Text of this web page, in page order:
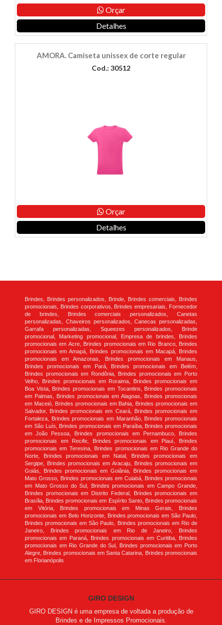
Orçar
Detalhes
AMORA. Camiseta unissex de corte regular
Cod.: 30512
Orçar
Detalhes
Brindes, Brindes personalizados, Brinde, Brindes comerciais, Brindes
promocionais, Brindes corporativos, Brindes empresariais, Fornecedor
de brindes, Brindes comerciais personalizados, Canetas
personalizadas, Chaveiros personalizados, Canecas personalizadas,
Garrafa personalizadas, Squeezes personalizados, Brinde
promocional, Marketing promocional, Empresa de brindes, Brindes
promocionais em Acre, Brindes promocionais em Rio Branco, Brindes
promocionais em Amapá, Brindes promocionais em Macapá, Brindes
promocionais em Amazonas, Brindes promocionais em Manaus,
Brindes promocionais em Pará, Brindes promocionais em Belém,
Brindes promocionais em Rondônia, Brindes promocionais em Porto
Velho, Brindes promocionais em Roraima, Brindes promocionais em
Boa Vista, Brindes promocionais em Tocantins, Brindes promocionais
em Palmas, Brindes promocionais em Alagoas, Brindes promocionais
em Maceió, Brindes promocionais em Bahia, Brindes promocionais em
Salvador, Brindes promocionais em Ceará, Brindes promocionais em
Fortaleza, Brindes promocionais em Maranhão, Brindes promocionais
em São Luís, Brindes promocionais em Paraíba, Brindes promocionais
em João Pessoa, Brindes promocionais em Pernambuco, Brindes
promocionais em Recife, Brindes promocionais em Piauí, Brindes
promocionais em Teresina, Brindes promocionais em Rio Grande do
Norte, Brindes promocionais em Natal, Brindes promocionais em
Sergipe, Brindes promocionais em Aracaju, Brindes promocionais em
Goiás, Brindes promocionais em Goiânia, Brindes promocionais em
Mato Grosso, Brindes promocionais em Cuiabá, Brindes promocionais
em Mato Grosso do Sul, Brindes promocionais em Campo Grande,
Brindes promocionais em Distrito Federal, Brindes promocionais em
Brasília, Brindes promocionais em Espírito Santo, Brindes promocionais
em Vitória, Brindes promocionais em Minas Gerais, Brindes
promocionais em Belo Horizonte, Brindes promocionais em São Paulo,
Brindes promocionais em São Paulo, Brindes promocionais em Rio de
Janeiro, Brindes promocionais em Rio de Janeiro, Brindes
promocionais em Paraná, Brindes promocionais em Curitiba, Brindes
promocionais em Rio Grande do Sul, Brindes promocionais em Porto
Alegre, Brindes promocionais em Santa Catarina, Brindes promocionais
em Florianópolis
GIRO DESIGN
GIRO DESIGN é uma empresa de voltada a produção de
Brindes e de Impressos Promocionais.